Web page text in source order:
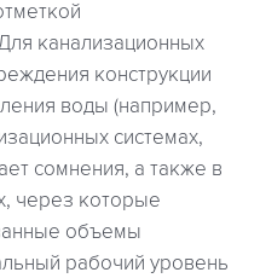
канализационных
конструкции
воды (например,
системах,
сомнения, а также в
через которые
объемы
рабочий уровень